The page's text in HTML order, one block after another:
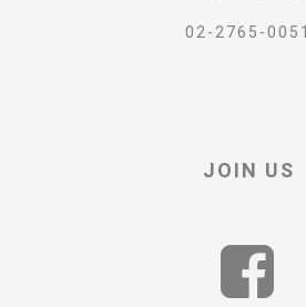
02-2765-0051
JOIN US